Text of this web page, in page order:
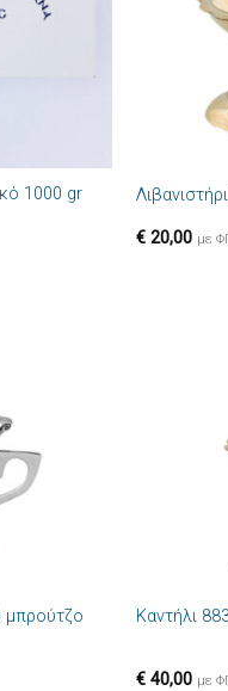
1000 gr
€ 20,00 με
μπρούτζο Καντήλι
€ 40,00 με